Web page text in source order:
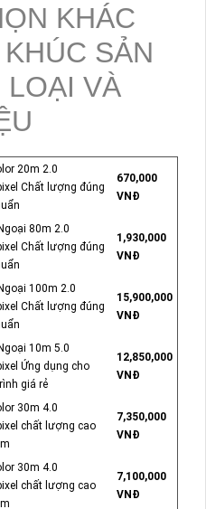
KHÁC
SẢN
LOẠI VÀ
20m 2.0
Chất lượng đúng
670,000
VNĐ
80m 2.0
Chất lượng đúng
1,930,000
VNĐ
100m 2.0
Chất lượng đúng
15,900,000
VNĐ
10m 5.0
Ứng dụng cho
giá rẻ
12,850,000
VNĐ
30m 4.0
chất lượng cao
7,350,000
VNĐ
30m 4.0
chất lượng cao
7,100,000
VNĐ